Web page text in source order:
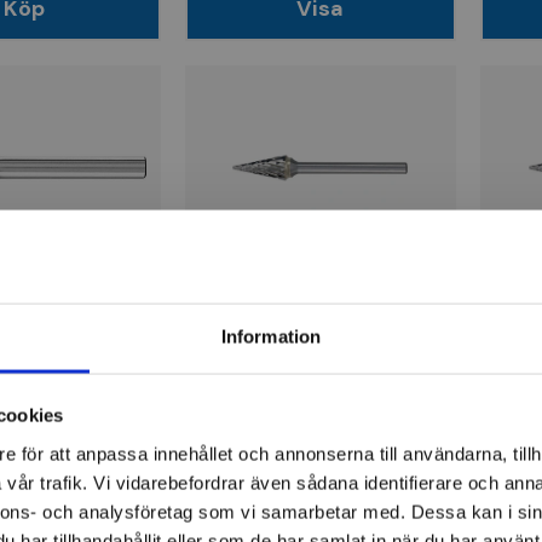
Information
för att anpassa innehållet och annonserna till användarna,
trafik. Vi vidarebefordrar även sådana identifierare och
och analysföretag som vi samarbetar med. Dessa kan i
Köp Visa
5
Visa
SKM Tandning C
Finns i lager
Visa